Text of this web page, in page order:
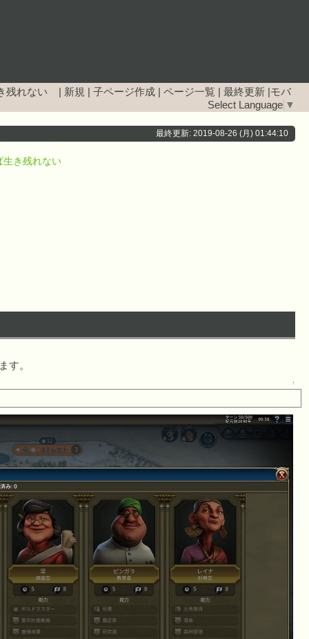
残れない 新規 子ページ作成 ページ一覧 最終更新 モバ
Select Language ▼
最終更新: 2019-08-26 (月) 01:44:10
生き残れない
す。
↑